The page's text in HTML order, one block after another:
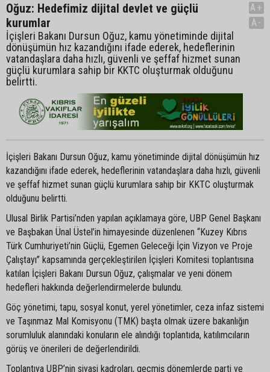
Oğuz: Hedefimiz dijital devlet ve güçlü
kurumlar
İçişleri Bakanı Dursun Oğuz, kamu yönetiminde dijital
dönüşümün hız kazandığını ifade ederek, hedeflerinin
vatandaşlara daha hızlı, güvenli ve şeffaf hizmet sunan
güçlü kurumlara sahip bir KKTC oluşturmak olduğunu
belirtti.
A+
A-
İçişleri Bakanı Dursun Oğuz, kamu yönetiminde dijital dönüşümün hız
kazandığını ifade ederek, hedeflerinin vatandaşlara daha hızlı, güvenli
ve şeffaf hizmet sunan güçlü kurumlara sahip bir KKTC oluşturmak
olduğunu belirtti.
Ulusal Birlik Partisi’nden yapılan açıklamaya göre, UBP Genel Başkanı
ve Başbakan Ünal Üstel’in himayesinde düzenlenen “Kuzey Kıbrıs
Türk Cumhuriyeti’nin Güçlü, Egemen Geleceği İçin Vizyon ve Proje
Çalıştayı” kapsamında gerçekleştirilen İçişleri Komitesi toplantısına
katılan İçişleri Bakanı Dursun Oğuz, çalışmalar ve yeni dönem
hedefleri hakkında değerlendirmelerde bulundu.
Göç yönetimi, tapu, sosyal konut, yerel yönetimler, ceza infaz sistemi
ve Taşınmaz Mal Komisyonu (TMK) başta olmak üzere bakanlığın
sorumluluk alanındaki konuların ele alındığı toplantıda, katılımcıların
görüş ve önerileri de değerlendirildi.
Toplantıya UBP’nin siyasi kadroları, geçmiş dönemlerde parti ve